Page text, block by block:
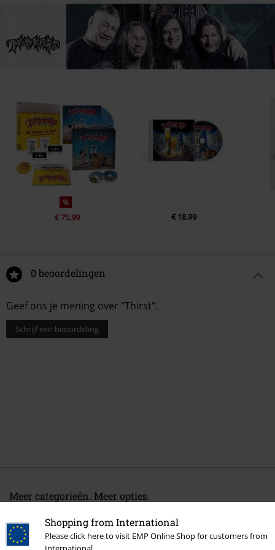
Shopping from International
Please click here to visit EMP Online Shop for customers from
%
€ 75,99 € 18,99
0 beoordelingen
Geef ons je mening over "Thirst".
Schrijf een beoordeling
Meer categorieën. Meer opties.
Band Merch Genre Thrash Metal